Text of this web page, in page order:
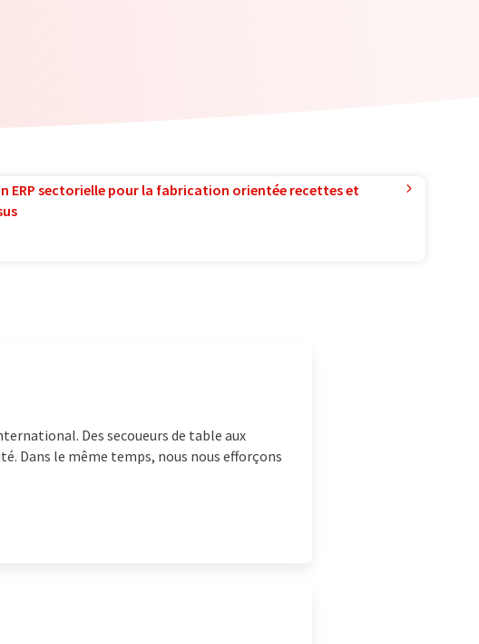
ERP sectorielle pour la fabrication orientée recettes et
Des secoueurs de table aux
Dans le même temps, nous nous efforçons